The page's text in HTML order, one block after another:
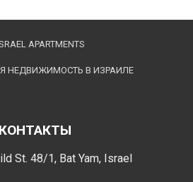
НЕДВИЖИМОСТЬ В ИЗРАИЛЕ
КОНТАКТЫ
St. 48/1, Bat Yam, Israel